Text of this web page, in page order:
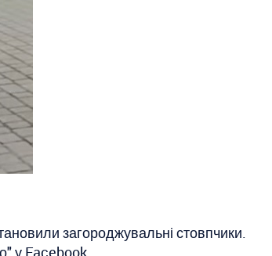
загороджувальні стовпчики.
у Facebook.